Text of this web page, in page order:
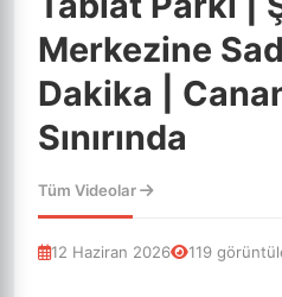
Merkezine
Dakika |
Sınırında
Tüm Videolar
12 Haziran 2026 119